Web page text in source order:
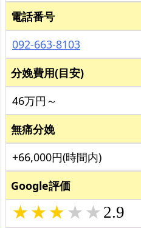
電話番号
092-663-8103
分娩費用(目安)
46万円～
無痛分娩
+66,000円(時間内)
Google評価
2.9